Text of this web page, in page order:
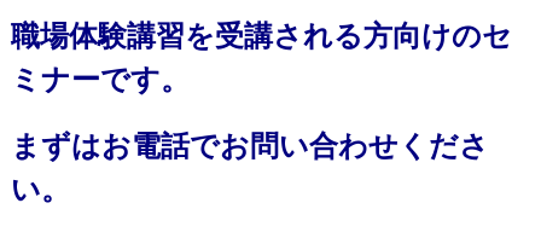
職場体験講習を受講される方向けのセ
ミナーです。
まずはお電話でお問い合わせくださ
い。